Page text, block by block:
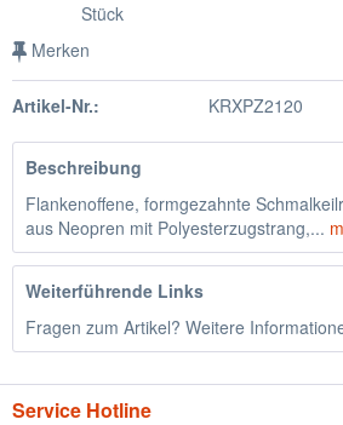
Stück
Merken
Artikel-Nr.: KRXPZ2120
Beschreibung
Flankenoffene, formgezahnte
aus Neopren mit Polyesterzugstrang,...
Weiterführende Links
Fragen zum Artikel? Weitere
Service Hotline